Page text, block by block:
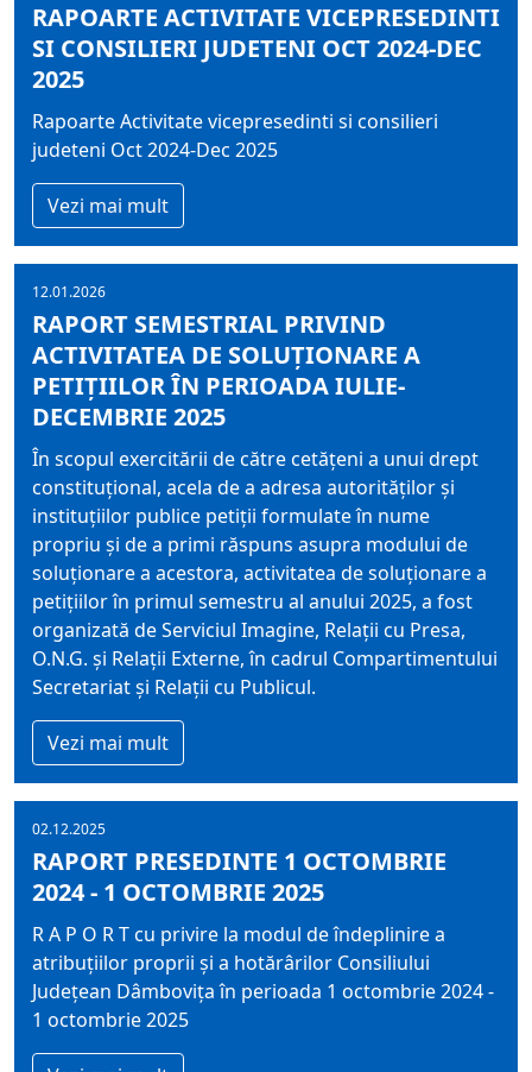
RAPOARTE ACTIVITATE VICEPRESEDINTI
SI CONSILIERI JUDETENI OCT 2024-DEC
2025
Rapoarte Activitate vicepresedinti si consilieri
judeteni Oct 2024-Dec 2025
Vezi mai mult
12.01.2026
RAPORT SEMESTRIAL PRIVIND
ACTIVITATEA DE SOLUȚIONARE A
PETIȚIILOR ÎN PERIOADA IULIE-
DECEMBRIE 2025
În scopul exercitării de către cetățeni a unui drept
constituțional, acela de a adresa autorităților și
instituțiilor publice petiții formulate în nume
propriu și de a primi răspuns asupra modului de
soluționare a acestora, activitatea de soluționare a
petițiilor în primul semestru al anului 2025, a fost
organizată de Serviciul Imagine, Relații cu Presa,
O.N.G. și Relații Externe, în cadrul Compartimentului
Secretariat și Relații cu Publicul.
Vezi mai mult
02.12.2025
RAPORT PRESEDINTE 1 OCTOMBRIE
2024 - 1 OCTOMBRIE 2025
R A P O R T cu privire la modul de îndeplinire a
atribuțiilor proprii şi a hotărârilor Consiliului
Județean Dâmbovița în perioada 1 octombrie 2024 -
1 octombrie 2025